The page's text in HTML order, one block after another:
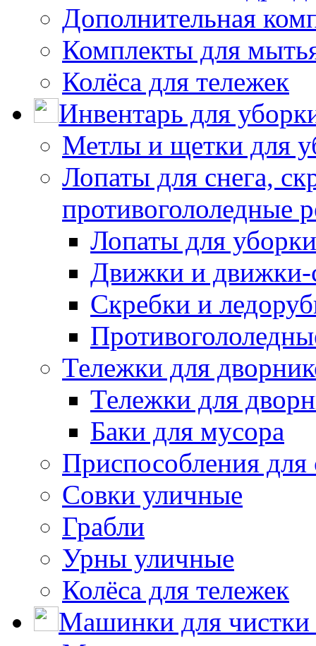
Дополнительная
Комплекты для
Колёса для тележек
Инвентарь для
Метлы и щетки для
Лопаты для снега,
противогололедные
Лопаты для
Движки и движки-
Скребки и
Тележки для
Тележки для
Баки для мусора
Приспособления для
Совки уличные
Грабли
Урны уличные
Колёса для тележек
Машинки для чистки